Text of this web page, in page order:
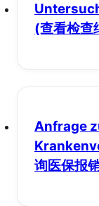
(查看检查
Anfrage
询医保报